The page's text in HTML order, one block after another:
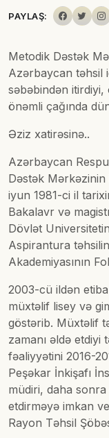
PAYLAŞ:
Metodik Dəstək
Azərbaycan təhsil
səbəbindən
önəmli çağında
Əziz xatirəsinə..
Azərbaycan
Dəstək
iyun 1981-ci il
Bakalavr və
Dövlət
Aspirantura
Akademiyasının
2003-cü ildən
müxtəlif lisey və
göstərib. Müxtəlif
zamanı əldə
fəaliyyətini 2016-
Peşəkar İnkişafı
müdiri, daha
etdirməyə imkan
Rayon Təhsil